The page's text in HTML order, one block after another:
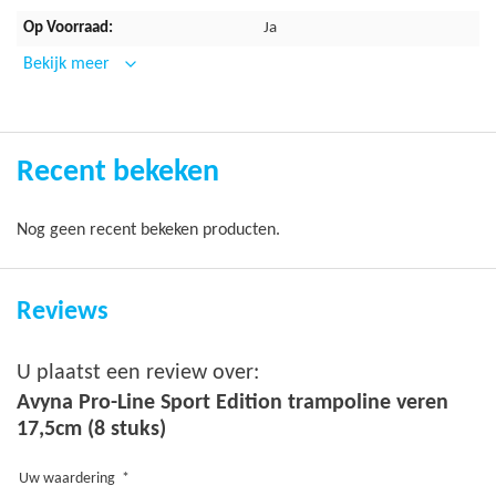
Ja
Bekijk meer
Recent bekeken
Nog geen recent bekeken producten.
Reviews
U plaatst een review over:
Avyna Pro-Line Sport Edition trampoline veren
17,5cm (8 stuks)
Uw waardering